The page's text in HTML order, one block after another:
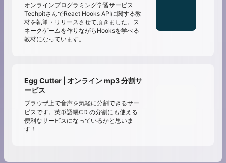
オンラインプログラミング学習サービス
TechpitさんでReact Hooks APIに関する教
材を執筆・リリースさせて頂きました。ス
ネークゲームを作りながらHooksを学べる
教材になっています。
Egg Cutter | オンライン mp3 分割サ
ービス
ブラウザ上で音声を気軽に分割できるサー
ビスです。英単語帳CD の分割にも使える
便利なサービスになっているかと思いま
す！